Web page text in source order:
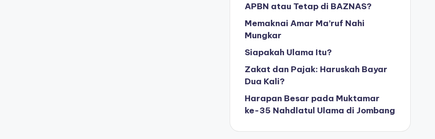
APBN atau Tetap di BAZNAS?
Memaknai Amar Ma’ruf Nahi
Mungkar
Siapakah Ulama Itu?
Zakat dan Pajak: Haruskah Bayar
Dua Kali?
Harapan Besar pada Muktamar
ke-35 Nahdlatul Ulama di Jombang